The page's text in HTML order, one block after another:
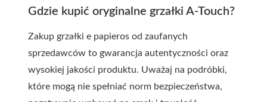
Gdzie kupić oryginalne grzałki A-Touch?
Zakup grzałki e papieros od zaufanych
sprzedawców to gwarancja autentyczności oraz
wysokiej jakości produktu. Uważaj na podróbki,
które mogą nie spełniać norm bezpieczeństwa,